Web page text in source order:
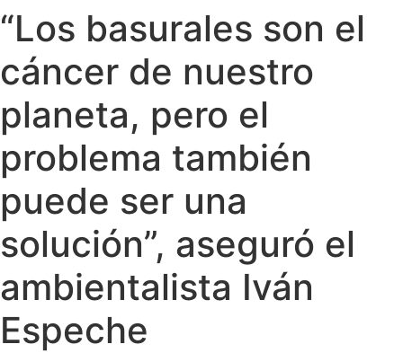
Ir
contenido
“Los basurales son el
cáncer de nuestro
planeta, pero el
problema también
puede ser una
solución”, aseguró el
ambientalista Iván
Espeche